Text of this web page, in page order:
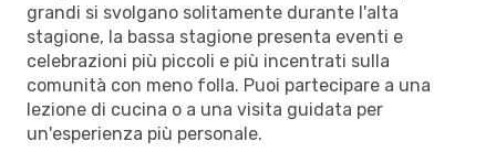
grandi si svolgano solitamente durante l'alta
stagione, la bassa stagione presenta eventi e
celebrazioni più piccoli e più incentrati sulla
comunità con meno folla. Puoi partecipare a una
lezione di cucina o a una visita guidata per
un'esperienza più personale.